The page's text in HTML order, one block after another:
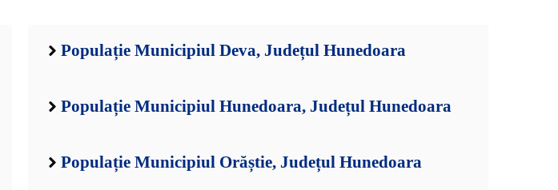
Populație Municipiul Deva, Județul Hunedoara
Populație Municipiul Hunedoara, Județul Hunedoara
Populație Municipiul Orăștie, Județul Hunedoara